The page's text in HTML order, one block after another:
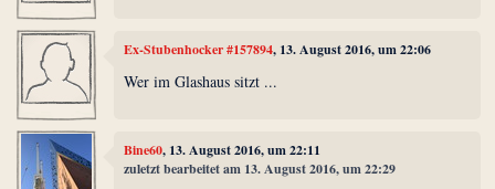
Ex-Stubenhocker #157894, 13. August 2016, um 22:06
Wer im Glashaus sitzt ...
Bine60, 13. August 2016, um 22:11
zuletzt bearbeitet am 13. August 2016, um 22:29